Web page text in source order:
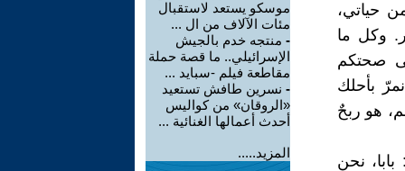
حياتي،
وكل ما
صحتكم
بأحلك
هو ربحٌ
نحن
موسكو يستعد لاستقبال
مئات الآلاف من ال ...
- منتجه خدم بالجيش
الإسرائيلي.. ما قصة حملة
مقاطعة فيلم -سبايد ...
- نسرين طافش تستعيد
«الروقان» من كواليس
أحدث أعمالها الغنائية ...
المزيد.....